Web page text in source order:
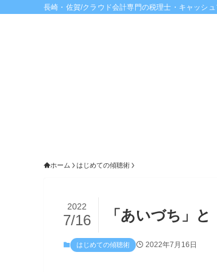
長崎・佐賀/クラウド会計専門の税理士・キャッシ
ホーム はじめての傾聴術
「あいづち」
2022
7/16
はじめての傾聴術 2022年7月16日